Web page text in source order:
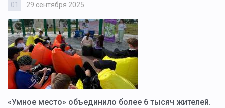
01 29 сентября 2025
«Умное место» объединило более 6 тысяч жителей.